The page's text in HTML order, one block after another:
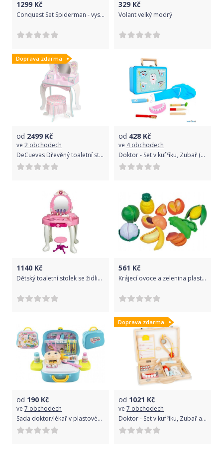
1299 Kč
Conquest Set Spiderman - vysílačky,sluchátka,baterka,kompas
329 Kč
Volant velký modrý
Doprava zdarma
od 2499 Kč
ve 2 obchodech
DeCuevas Dřevěný toaletní stolek se zrcadlem, dřevěnou židličkou a doplňky Ocean Fantasy 2021
od 428 Kč
ve 4 obchodech
Doktor - Set v kufříku, Zubař (Legler)
1140 Kč
Dětský toaletní stolek se židličkou Baby Mix, Růžová
561 Kč
Krájecí ovoce a zelenina plast 28ks na blistru
od 190 Kč
ve 7 obchodech
Sada doktor/lékař v plastovém kufříku - 23 x 20 x 10 cm
Doprava zdarma
od 1021 Kč
ve 7 obchodech
Doktor - Set v kufříku, Zubař a doktor 2v1 (Legler)